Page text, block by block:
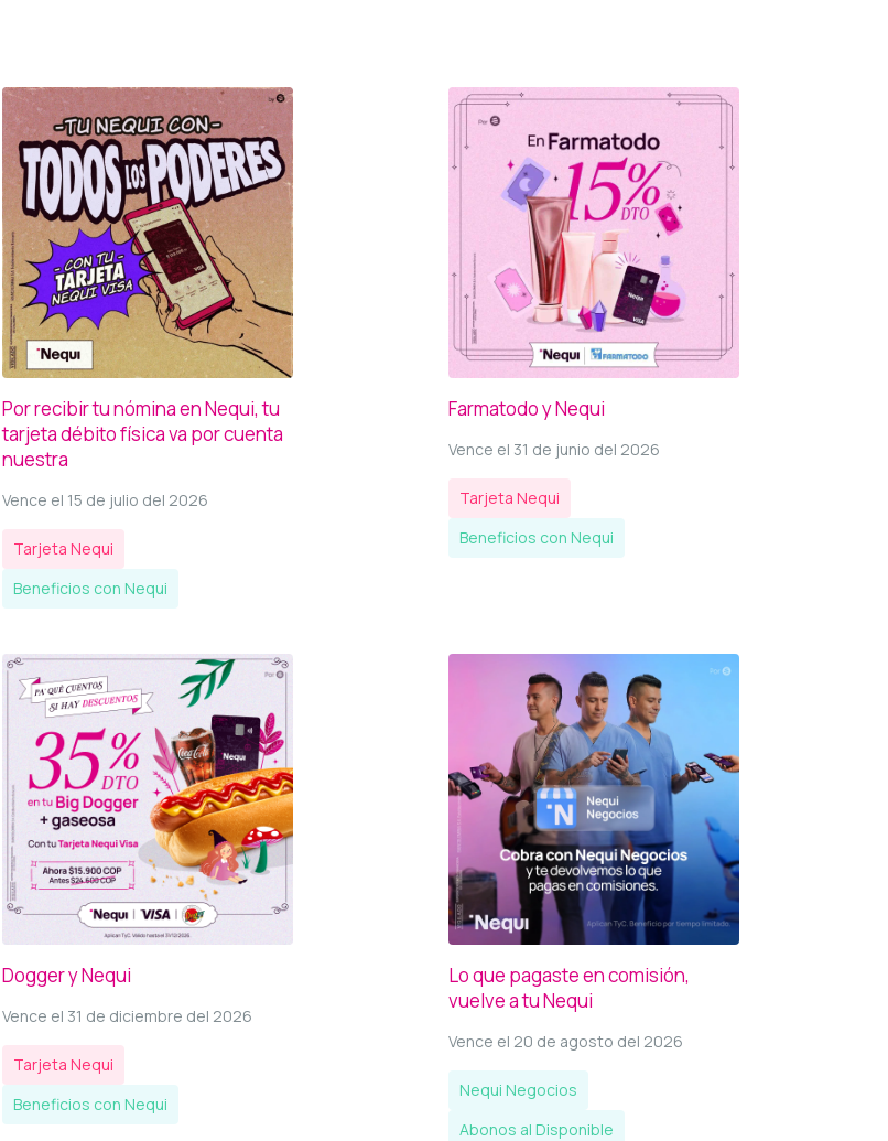
Por recibir tu nómina en Nequi, tu
tarjeta débito física va por cuenta
nuestra
Vence el 15 de julio del 2026
Tarjeta Nequi
Beneficios con Nequi
Farmatodo y Nequi
Vence el 31 de junio del 2026
Tarjeta Nequi
Beneficios con Nequi
Dogger y Nequi
Vence el 31 de diciembre del 2026
Tarjeta Nequi
Beneficios con Nequi
Lo que pagaste en comisión,
vuelve a tu Nequi
Vence el 20 de agosto del 2026
Nequi Negocios
Abonos al Disponible